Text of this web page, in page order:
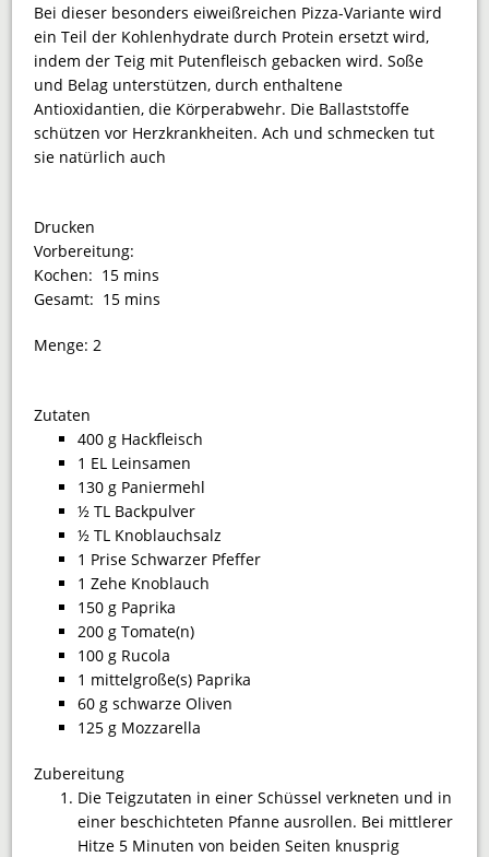
Bei dieser besonders eiweißreichen Pizza-Variante wird
ein Teil der Kohlenhydrate durch Protein ersetzt wird,
indem der Teig mit Putenfleisch gebacken wird. Soße
und Belag unterstützen, durch enthaltene
Antioxidantien, die Körperabwehr. Die Ballaststoffe
schützen vor Herzkrankheiten. Ach und schmecken tut
sie natürlich auch
Drucken
Vorbereitung:
Kochen: 15 mins
Gesamt: 15 mins
Menge: 2
Zutaten
400 g Hackfleisch
1 EL Leinsamen
130 g Paniermehl
½ TL Backpulver
½ TL Knoblauchsalz
1 Prise Schwarzer Pfeffer
1 Zehe Knoblauch
150 g Paprika
200 g Tomate(n)
100 g Rucola
1 mittelgroße(s) Paprika
60 g schwarze Oliven
125 g Mozzarella
Zubereitung
Die Teigzutaten in einer Schüssel verkneten und in
einer beschichteten Pfanne ausrollen. Bei mittlerer
Hitze 5 Minuten von beiden Seiten knusprig